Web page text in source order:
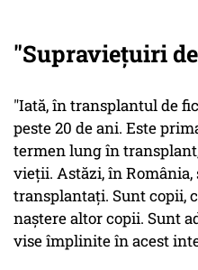
"Supraviețuiri
"Iată, în transplantul de
peste 20 de ani. Este
termen lung în
vieții. Astăzi, în România,
transplantați. Sunt copii,
naștere altor copii. Sunt
vise împlinite în acest